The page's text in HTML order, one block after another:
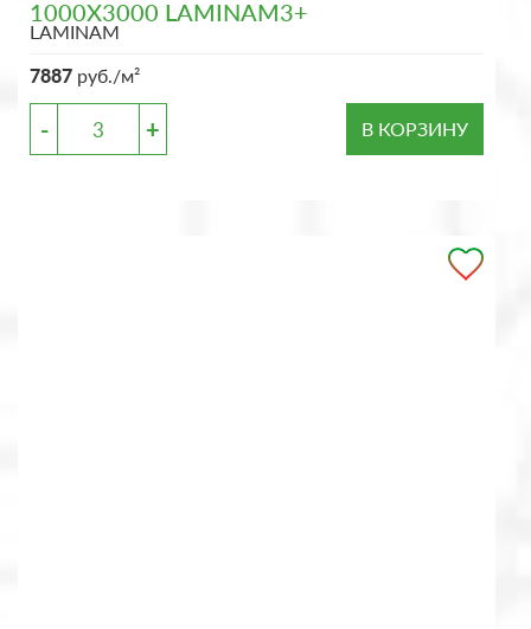
1000X3000 LAMINAM3+
LAMINAM
7887 руб./м²
- + В КОРЗИНУ